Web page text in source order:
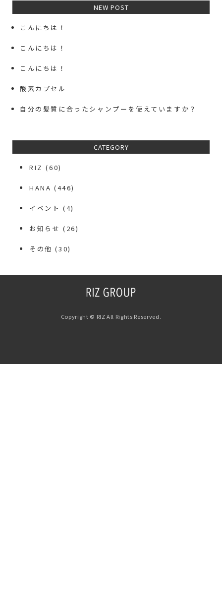
NEW POST
こんにちは！
こんにちは！
こんにちは！
酸素カプセル
自分の髪質に合ったシャンプーを使えていますか？
CATEGORY
RIZ (60)
HANA (446)
イベント (4)
お知らせ (26)
その他 (30)
Copyright © RIZ All Rights Reserved.